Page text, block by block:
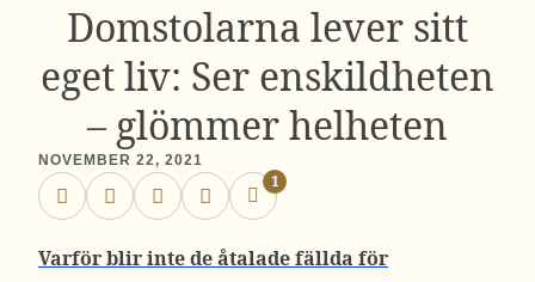
Domstolarna lever sitt
eget liv: Ser enskildheten
– glömmer helheten
NOVEMBER 22, 2021
1
Varför blir inte de åtalade fällda för